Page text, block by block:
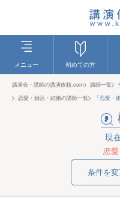
メニュー 初めての方
講演会・講師の講演依頼.com 講師一覧
恋愛・婚活・結婚の講師一覧
「恋愛・
現
恋
条件を